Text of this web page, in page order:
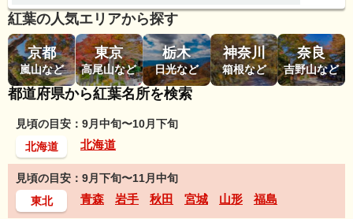
紅葉の人気エリアから探す
京都
嵐山など
東京
高尾山など
栃木
日光など
神奈川
箱根など
奈良
吉野山など
都道府県から紅葉名所を検索
見頃の目安：9月中旬〜10月下旬
北海道
北海道
見頃の目安：9月下旬〜11月中旬
東北
青森 岩手 秋田 宮城 山形 福島